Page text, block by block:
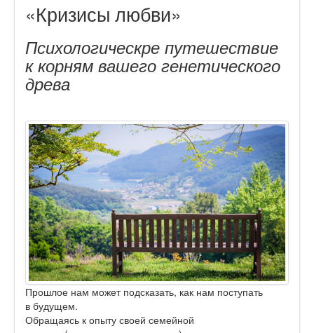
«Кризисы любви»
Психологическре путешествие
к корням вашего генетического
древа
Прошлое нам может подсказать, как нам поступать
в будущем.
Обращаясь к опыту своей семейной